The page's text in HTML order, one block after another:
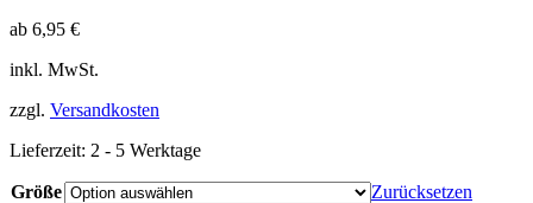
ab 6,95 €
inkl. MwSt.
zzgl. Versandkosten
Lieferzeit: 2 - 5 Werktage
Größe
Zurücksetzen